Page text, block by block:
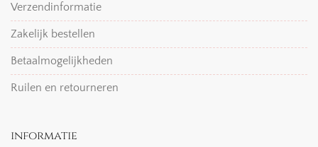
Verzendinformatie
Zakelijk bestellen
Betaalmogelijkheden
Ruilen en retourneren
informatie